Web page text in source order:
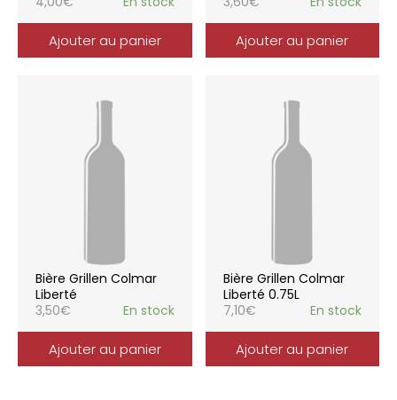
Ajouter au panier Ajouter au panier
Bière Grillen Colmar
Liberté
3,50€ En stock
Ajouter au panier
Bière Grillen Colmar
Liberté 0.75L
7,10€ En stock
Ajouter au panier